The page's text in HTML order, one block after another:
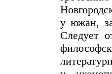
у южан,
Следует